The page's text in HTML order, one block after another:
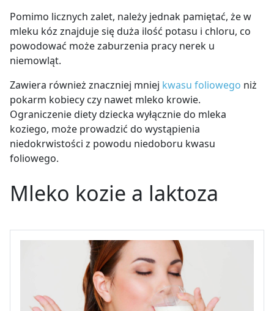
Pomimo licznych zalet, należy jednak pamiętać, że w
mleku kóz znajduje się duża ilość potasu i chloru, co
powodować może zaburzenia pracy nerek u
niemowląt.
Zawiera również znaczniej mniej kwasu foliowego niż
pokarm kobiecy czy nawet mleko krowie.
Ograniczenie diety dziecka wyłącznie do mleka
koziego, może prowadzić do wystąpienia
niedokrwistości z powodu niedoboru kwasu
foliowego.
Mleko kozie a laktoza